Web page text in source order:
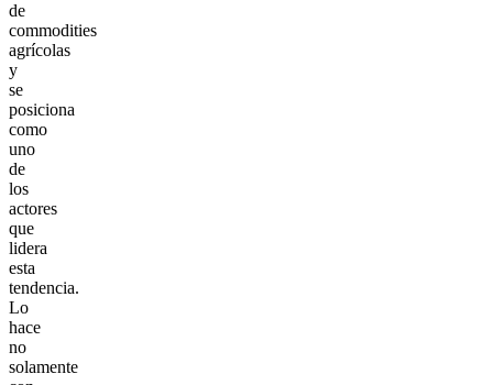
de
commodities
agrícolas
y
se
posiciona
como
uno
de
los
actores
que
lidera
esta
tendencia.
Lo
hace
no
solamente